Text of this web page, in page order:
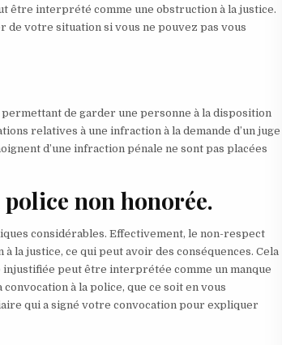
être interprété comme une obstruction à la justice.
de votre situation si vous ne pouvez pas vous
permettant de garder une personne à la disposition
relatives à une infraction à la demande d’un juge
d’une infraction pénale ne sont pas placées
police non honorée.
considérables. Effectivement, le non-respect
la justice, ce qui peut avoir des conséquences. Cela
peut être interprétée comme un manque
à la police, que ce soit en vous
qui a signé votre convocation pour expliquer